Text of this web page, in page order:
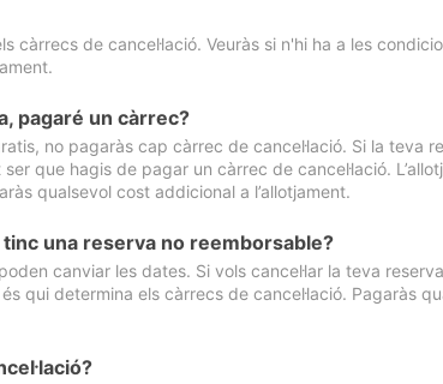
càrrecs de cancel·lació. Veuràs si n'hi ha a les
pagaré un càrrec?
no pagaràs cap càrrec de cancel·lació. Si la teva
que hagis de pagar un càrrec de cancel·lació.
qualsevol cost addicional a l’allotjament.
tinc una reserva no reemborsable?
canviar les dates. Si vols cancel·lar la teva
qui determina els càrrecs de cancel·lació. Pagaràs